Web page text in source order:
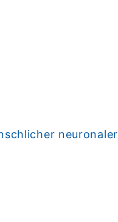
neuronaler